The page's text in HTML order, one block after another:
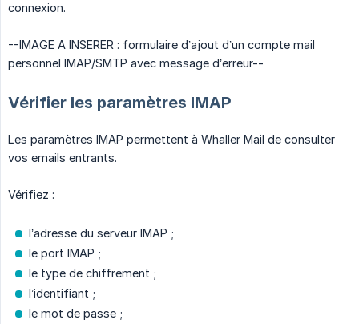
connexion.
--IMAGE A INSERER : formulaire d’ajout d’un compte mail
personnel IMAP/SMTP avec message d’erreur--
Vérifier les paramètres IMAP
Les paramètres IMAP permettent à Whaller Mail de consulter
vos emails entrants.
Vérifiez :
l’adresse du serveur IMAP ;
le port IMAP ;
le type de chiffrement ;
l’identifiant ;
le mot de passe ;